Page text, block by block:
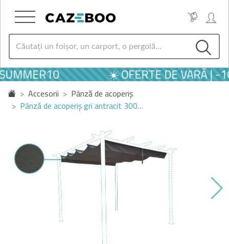
☀️ OFERTE DE VARĂ | -
Accesorii
Pânză de acoperiș
Pânză de acoperiș gri antracit 300…